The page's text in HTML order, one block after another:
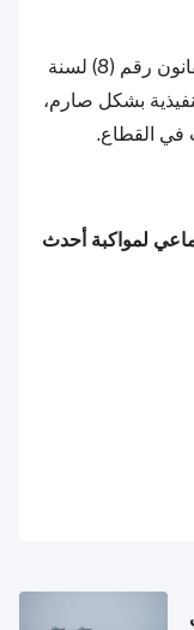
وأكدت الوزارة التزامها بتطبيق أحكام القانون رقم (8) لسنة
بشكل صارم،
في القطاع.
لمواكبة أحدث